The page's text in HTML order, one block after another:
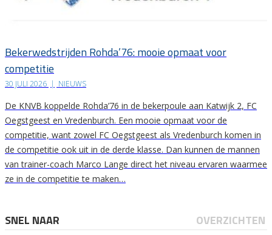
Bekerwedstrijden Rohda’76: mooie opmaat voor
competitie
30 JULI 2026 | NIEUWS
De KNVB koppelde Rohda’76 in de bekerpoule aan Katwijk 2, FC
Oegstgeest en Vredenburch. Een mooie opmaat voor de
competitie, want zowel FC Oegstgeest als Vredenburch komen in
de competitie ook uit in de derde klasse. Dan kunnen de mannen
van trainer-coach Marco Lange direct het niveau ervaren waarmee
ze in de competitie te maken…
SNEL NAAR OVERZICHTEN